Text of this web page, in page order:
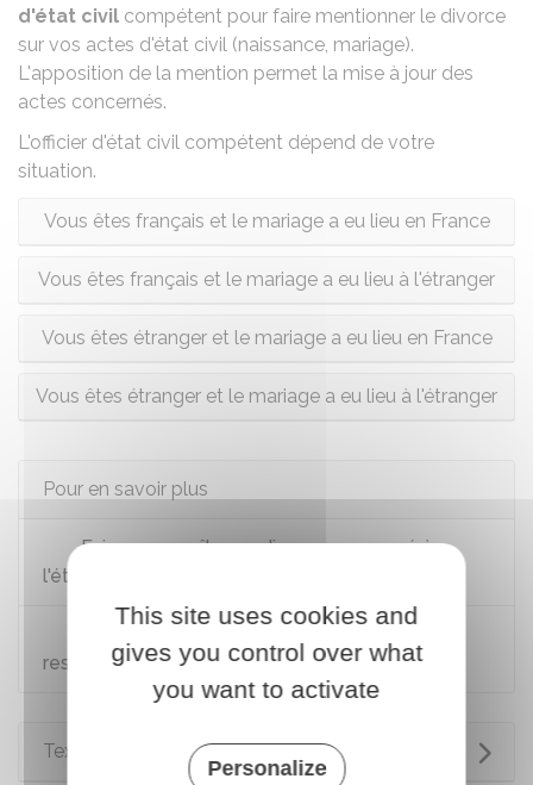
d'état civil compétent pour faire mentionner le divorce
sur vos actes d'état civil (naissance, mariage).
L'apposition de la mention permet la mise à jour des
actes concernés.
L'officier d'état civil compétent dépend de votre
situation.
Vous êtes français et le mariage a eu lieu en France
Vous êtes français et le mariage a eu lieu à l'étranger
Vous êtes étranger et le mariage a eu lieu en France
Vous êtes étranger et le mariage a eu lieu à l'étranger
Pour en savoir plus
Faire reconnaître un divorce prononcé à
l'étranger
responsabilité parentale rendus en Europe
Textes de référence
This site uses cookies and
gives you control over what
you want to activate
Personalize